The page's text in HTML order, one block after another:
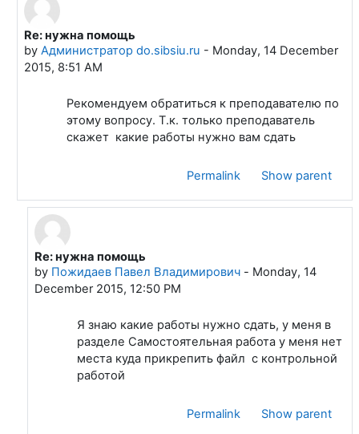
In reply to Пожидаев Павел Владимирович
Re: нужна помощь
by Администратор do.sibsiu.ru - Monday, 14 December
2015, 8:51 AM
Рекомендуем обратиться к преподавателю по
этому вопросу. Т.к. только преподаватель
скажет какие работы нужно вам сдать
Permalink Show parent
In reply to Администратор do.sibsiu.ru
Re: нужна помощь
by Пожидаев Павел Владимирович- Monday, 14
December 2015, 12:50 PM
Я знаю какие работы нужно сдать, у меня в
разделе Самостоятельная работа у меня нет
места куда прикрепить файл с контрольной
работой
Permalink Show parent